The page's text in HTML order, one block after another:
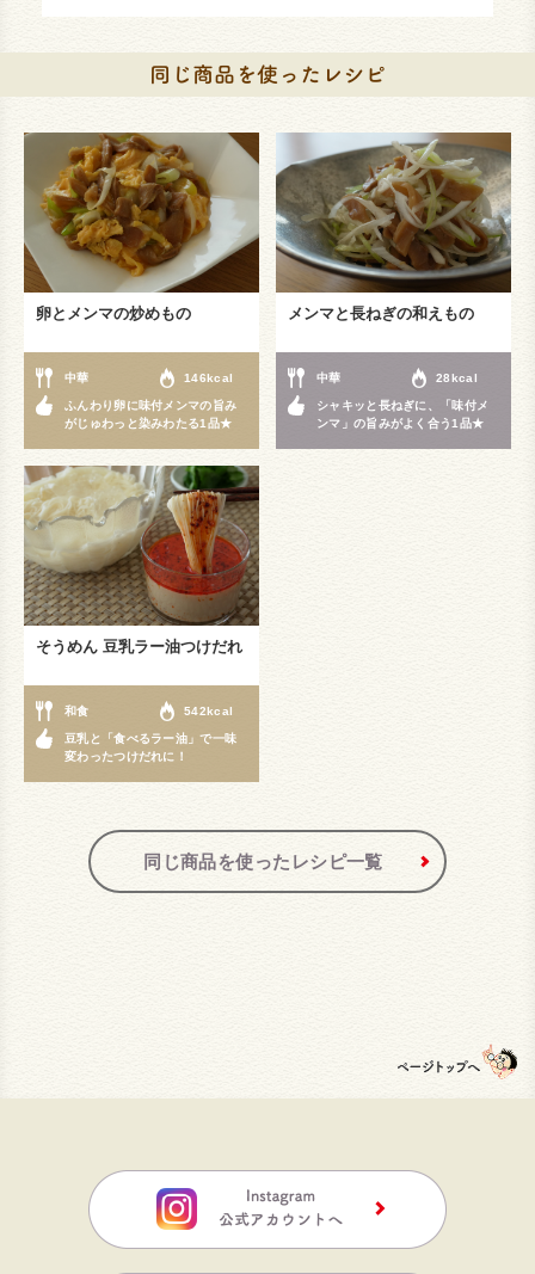
卵とメンマの炒めもの
中華 146kcal
ふんわり卵に味付メンマの旨み
がじゅわっと染みわたる1品★
メンマと長ねぎの和えもの
中華 28kcal
シャキッと長ねぎに、「味付メ
ンマ」の旨みがよく合う1品★
そうめん 豆乳ラー油つけだれ
和食 542kcal
豆乳と「食べるラー油」で一味
変わったつけだれに！
同じ商品を使ったレシピ一覧